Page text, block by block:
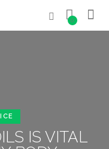
0
IS VITAL